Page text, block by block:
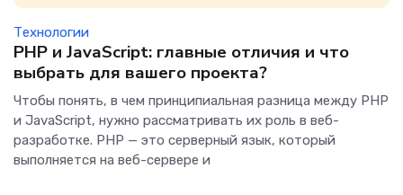
Технологии
PHP и JavaScript: главные отличия и что
выбрать для вашего проекта?
Чтобы понять, в чем принципиальная разница между PHP
и JavaScript, нужно рассматривать их роль в веб-
разработке. PHP — это серверный язык, который
выполняется на веб-сервере и